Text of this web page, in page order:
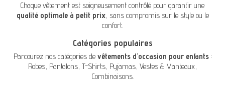
Chaque vêtement est soigneusement contrôlé pour garantir une
qualité optimale à petit prix, sans compromis sur le style ou le
confort.
Catégories populaires
Parcourez nos catégories de vêtements d'occasion pour enfants:
Robes, Pantalons, T-Shirts, Pyjamas, Vestes & Manteaux,
Combinaisons.